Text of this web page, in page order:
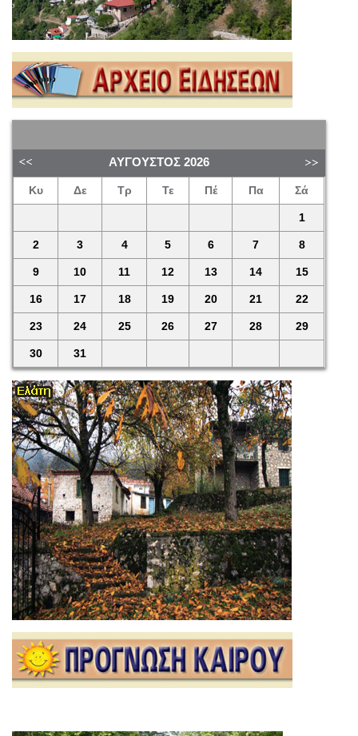
ΑΎΓΟΥΣΤΟΣ 2026
Κυ Δε Τρ Τε Πέ Πα Σά
1
2 3 4 5 6 7 8
9 10 11 12 13 14 15
16 17 18 19 20 21 22
23 24 25 26 27 28 29
30 31